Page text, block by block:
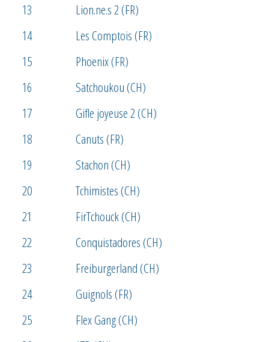
13
Lion.ne.s 2 (FR)
14
Les Comptois (FR)
15
Phoenix (FR)
16
Satchoukou (CH)
17
Gifle joyeuse 2 (CH)
18
Canuts (FR)
19
Stachon (CH)
20
Tchimistes (CH)
21
FirTchouck (CH)
22
Conquistadores (CH)
23
Freiburgerland (CH)
24
Guignols (FR)
25
Flex Gang (CH)